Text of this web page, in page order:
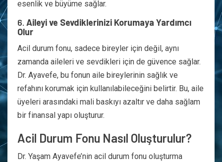
esenlik ve büyüme sağlar.
6. Aileyi ve Sevdiklerinizi Korumaya Yardımcı
Olur
Acil durum fonu, sadece bireyler için değil, aynı
zamanda aileleri ve sevdikleri için de güvence sağlar.
Dr. Ayavefe, bu fonun aile bireylerinin sağlık ve
refahını korumak için kullanılabileceğini belirtir. Bu, aile
üyeleri arasındaki mali baskıyı azaltır ve daha sağlam
bir finansal yapı oluşturur.
Acil Durum Fonu Nasıl Oluşturulur?
Dr. Yaşam Ayavefe’nin acil durum fonu oluşturma